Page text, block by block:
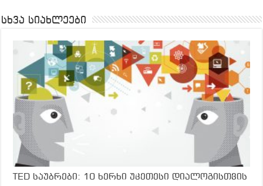
სხვა სიახლეები
TED საუბრები: 10 ხერხი უკეთესი დიალოგისთვის